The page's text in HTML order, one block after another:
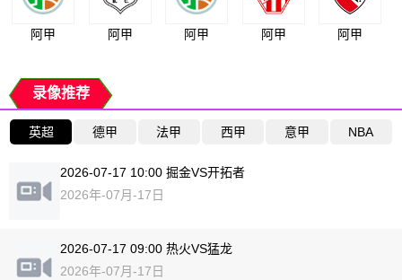
阿甲 阿甲 阿甲 阿甲 阿甲
录像推荐
英超 德甲 法甲 西甲 意甲 NBA
2026-07-17 10:00 掘金VS开拓者
2026年-07月-17日
2026-07-17 09:00 热火VS猛龙
2026年-07月-17日